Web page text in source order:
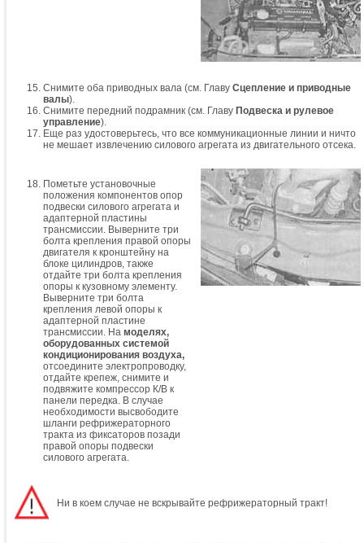
Снимите оба приводных вала (см. Главу Сцепление и приводные
валы).
Снимите передний подрамник (см. Главу Подвеска и рулевое
управление).
Еще раз удостоверьтесь, что все коммуникационные линии и ничто
не мешает извлечению силового агрегата из двигательного отсека.
Пометьте установочные
положения компонентов опор
подвески силового агрегата и
адаптерной пластины
трансмиссии. Выверните три
болта крепления правой опоры
двигателя к кронштейну на
блоке цилиндров, также
отдайте три болта крепления
опоры к кузовному элементу.
Выверните три болта
крепления левой опоры к
адаптерной пластине
трансмиссии. На моделях,
оборудованных системой
кондиционирования воздуха,
отсоедините электропроводку,
отдайте крепеж, снимите и
подвяжите компрессор К/В к
панели передка. В случае
необходимости высвободите
шланги рефрижераторного
тракта из фиксаторов позади
правой опоры подвески
силового агрегата.
Ни в коем случае не вскрывайте рефрижераторный тракт!